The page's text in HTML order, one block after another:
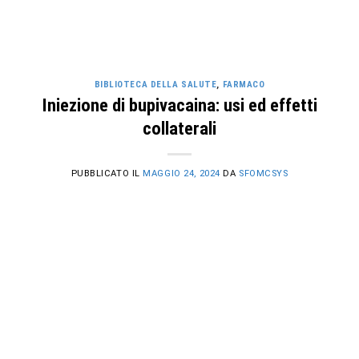
BIBLIOTECA DELLA SALUTE, FARMACO
Iniezione di bupivacaina: usi ed effetti
collaterali
PUBBLICATO IL MAGGIO 24, 2024 DA SFOMCSYS